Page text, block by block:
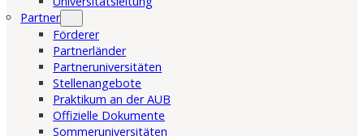
Partner
Förderer
Partnerländer
Partneruniversitäten
Stellenangebote
Praktikum an der AUB
Offizielle Dokumente
Sommeruniversitäten